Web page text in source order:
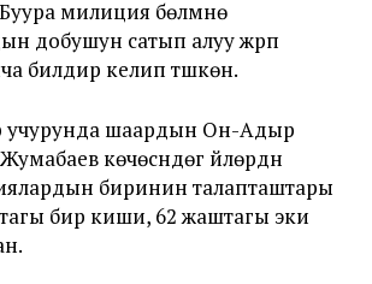
милиция бөлүмүнө
добушун сатып алуу жүрүп
билдирүү келип түшкөн.
учурунда шаардын Он-Адыр
көчөсүндөгү үйлөрдүн
биринин талапташтары
бир киши, 62 жаштагы эки